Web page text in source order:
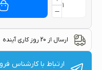
ارسال از 20 روز کاری آینده
ارتباط با کارشناس